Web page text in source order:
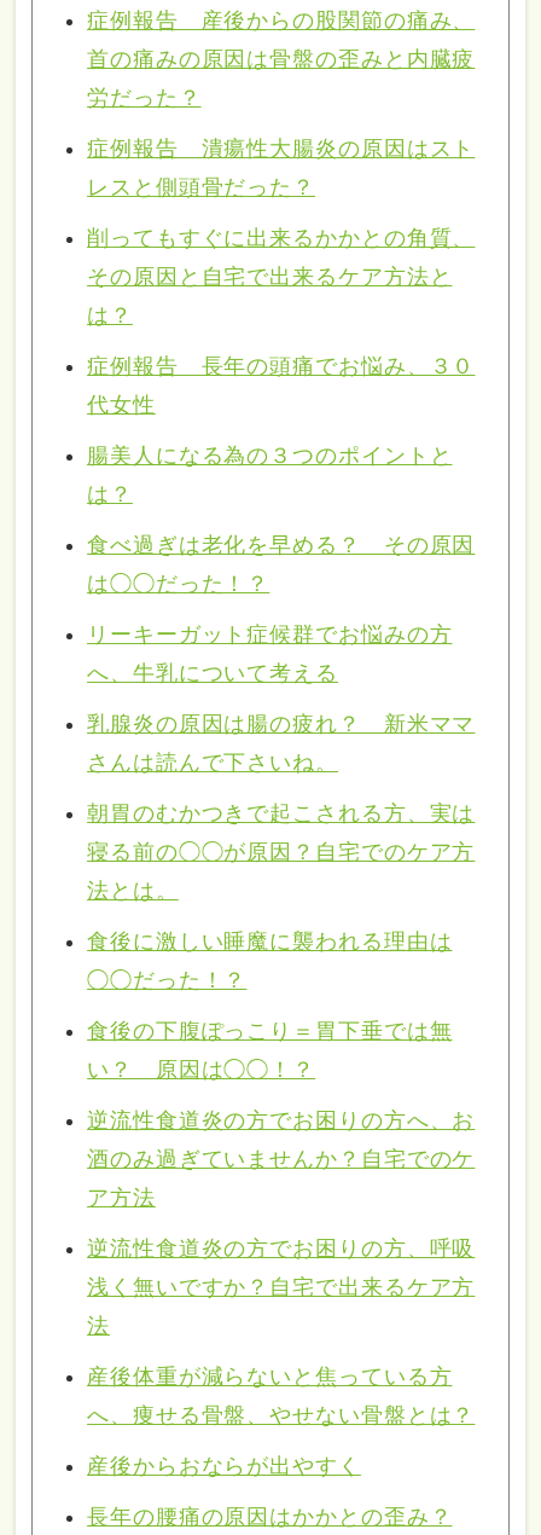
症例報告 産後からの股関節の痛み、
首の痛みの原因は骨盤の歪みと内臓疲
労だった？
症例報告 潰瘍性大腸炎の原因はスト
レスと側頭骨だった？
削ってもすぐに出来るかかとの角質、
その原因と自宅で出来るケア方法と
は？
症例報告 長年の頭痛でお悩み、３０
代女性
腸美人になる為の３つのポイントと
は？
食べ過ぎは老化を早める？ その原因
は◯◯だった！？
リーキーガット症候群でお悩みの方
へ、牛乳について考える
乳腺炎の原因は腸の疲れ？ 新米ママ
さんは読んで下さいね。
朝胃のむかつきで起こされる方、実は
寝る前の◯◯が原因？自宅でのケア方
法とは。
食後に激しい睡魔に襲われる理由は
◯◯だった！？
食後の下腹ぽっこり＝胃下垂では無
い？ 原因は◯◯！？
逆流性食道炎の方でお困りの方へ、お
酒のみ過ぎていませんか？自宅でのケ
ア方法
逆流性食道炎の方でお困りの方、呼吸
浅く無いですか？自宅で出来るケア方
法
産後体重が減らないと焦っている方
へ、痩せる骨盤、やせない骨盤とは？
産後からおならが出やすく
長年の腰痛の原因はかかとの歪み？